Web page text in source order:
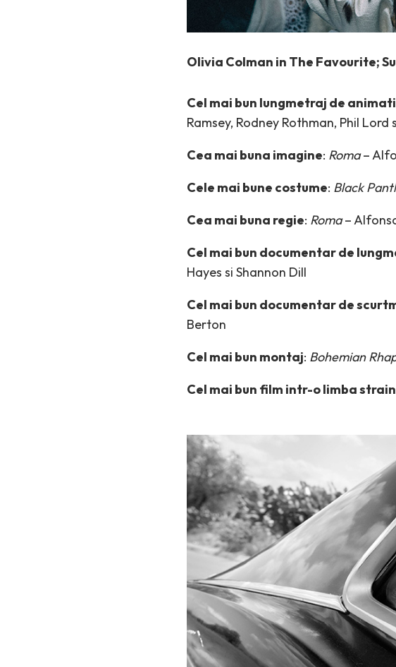
Olivia Colman in The Favourite;
Cel mai bun lungmetraj de
Ramsey, Rodney Rothman, Phil
Cea mai buna imagine: Roma–
Cele mai bune costume: Black
Cea mai buna regie: Roma–
Cel mai bun documentar de
Hayes si Shannon Dill
Cel mai bun documentar de
Berton
Cel mai bun montaj: Bohemian
Cel mai bun film intr-o limba